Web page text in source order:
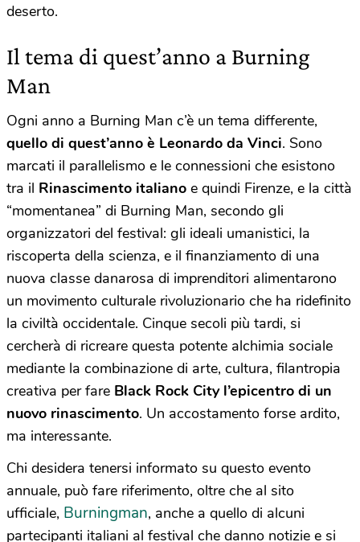
deserto.
Il tema di quest’anno a Burning
Man
Ogni anno a Burning Man c’è un tema differente,
quello di quest’anno è Leonardo da Vinci. Sono
marcati il parallelismo e le connessioni che esistono
tra il Rinascimento italiano e quindi Firenze, e la città
“momentanea” di Burning Man, secondo gli
organizzatori del festival: gli ideali umanistici, la
riscoperta della scienza, e il finanziamento di una
nuova classe danarosa di imprenditori alimentarono
un movimento culturale rivoluzionario che ha ridefinito
la civiltà occidentale. Cinque secoli più tardi, si
cercherà di ricreare questa potente alchimia sociale
mediante la combinazione di arte, cultura, filantropia
creativa per fare Black Rock City l’epicentro di un
nuovo rinascimento. Un accostamento forse ardito,
ma interessante.
Chi desidera tenersi informato su questo evento
annuale, può fare riferimento, oltre che al sito
ufficiale, Burningman, anche a quello di alcuni
partecipanti italiani al festival che danno notizie e si